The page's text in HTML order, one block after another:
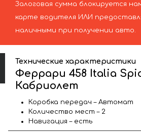
Залоговая сумма блокируется
карте водителя ИЛИ
наличными при получении авто.
Технические характеристики
Феррари 458 Italia
Кабриолет
Коробка передач – Автомат
Количество мест – 2
Навигация – есть